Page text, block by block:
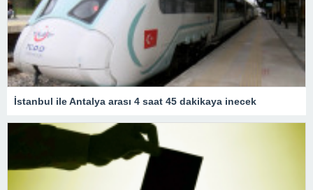
İstanbul ile Antalya arası 4 saat 45 dakikaya inecek